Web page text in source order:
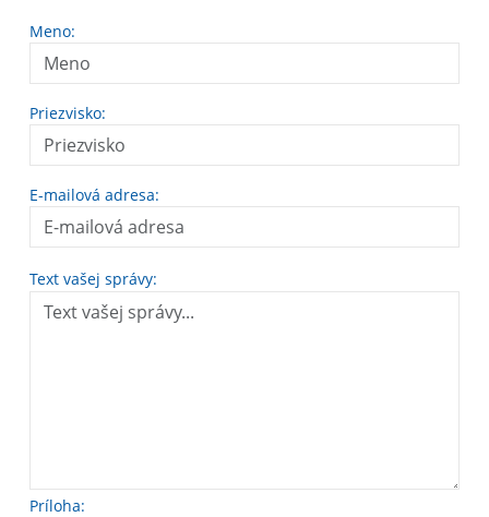
Meno:
Priezvisko:
E-mailová adresa:
Text vašej správy:
Príloha: